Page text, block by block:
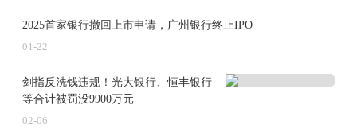
2025首家银行撤回上市申请，广州银行终止IPO
01-22
剑指反洗钱违规！光大银行、恒丰银行
等合计被罚没9900万元
02-06